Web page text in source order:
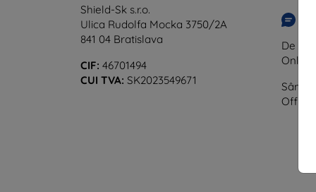
Shield-Sk s.r.o.
Ulica Rudolfa Mocka 3750/2A
841 04 Bratislava
CIF: 46701494
CUI TVA: SK2023549671
De
Online
Offline